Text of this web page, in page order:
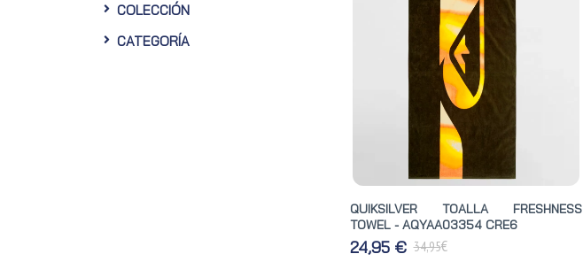
COLECCIÓN
CATEGORÍA
QUIKSILVER TOALLA FRESHNESS
TOWEL - AQYAA03354 CRE6
24,95 € 34,95€